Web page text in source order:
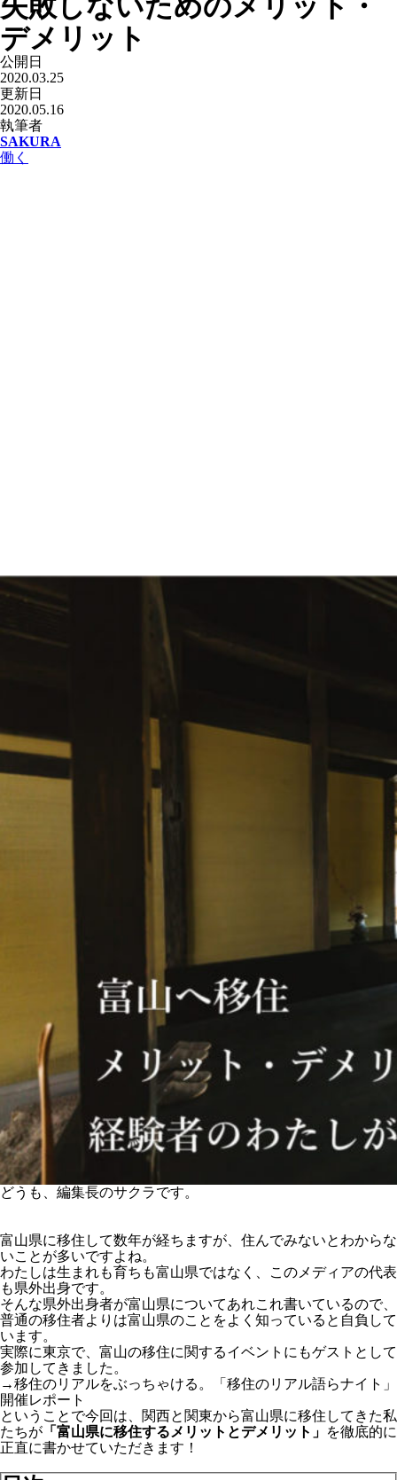
デメリット
公開日
2020.03.25
更新日
2020.05.16
執筆者
SAKURA
働く
どうも、編集長のサクラです。
富山県に移住して数年が経ちますが、住んでみないとわからな
いことが多いですよね。
わたしは生まれも育ちも富山県ではなく、このメディアの代表
も県外出身です。
そんな県外出身者が富山県についてあれこれ書いているので、
普通の移住者よりは富山県のことをよく知っていると自負して
います。
実際に東京で、富山の移住に関するイベントにもゲストとして
参加してきました。
→移住のリアルをぶっちゃける。「移住のリアル語らナイト」
開催レポート
ということで今回は、関西と関東から富山県に移住してきた私
たちが 「富山県に移住するメリットとデメリット」 を徹底的に
正直に書かせていただきます！